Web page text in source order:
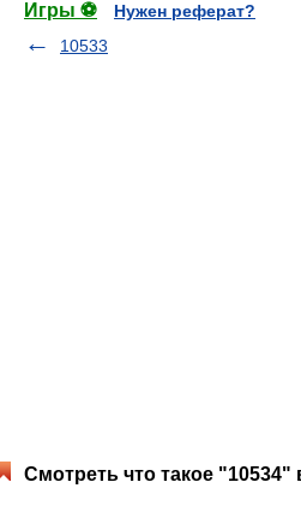
Игры ⚽
Нужен реферат?
10533
Смотреть что такое "10534"